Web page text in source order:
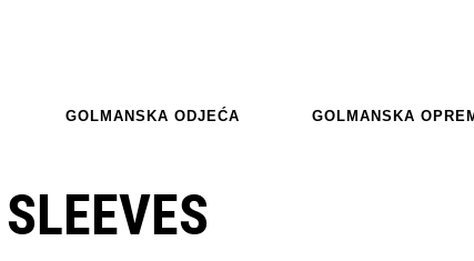
GOLMANSKA ODJEĆA GOLMANSKA